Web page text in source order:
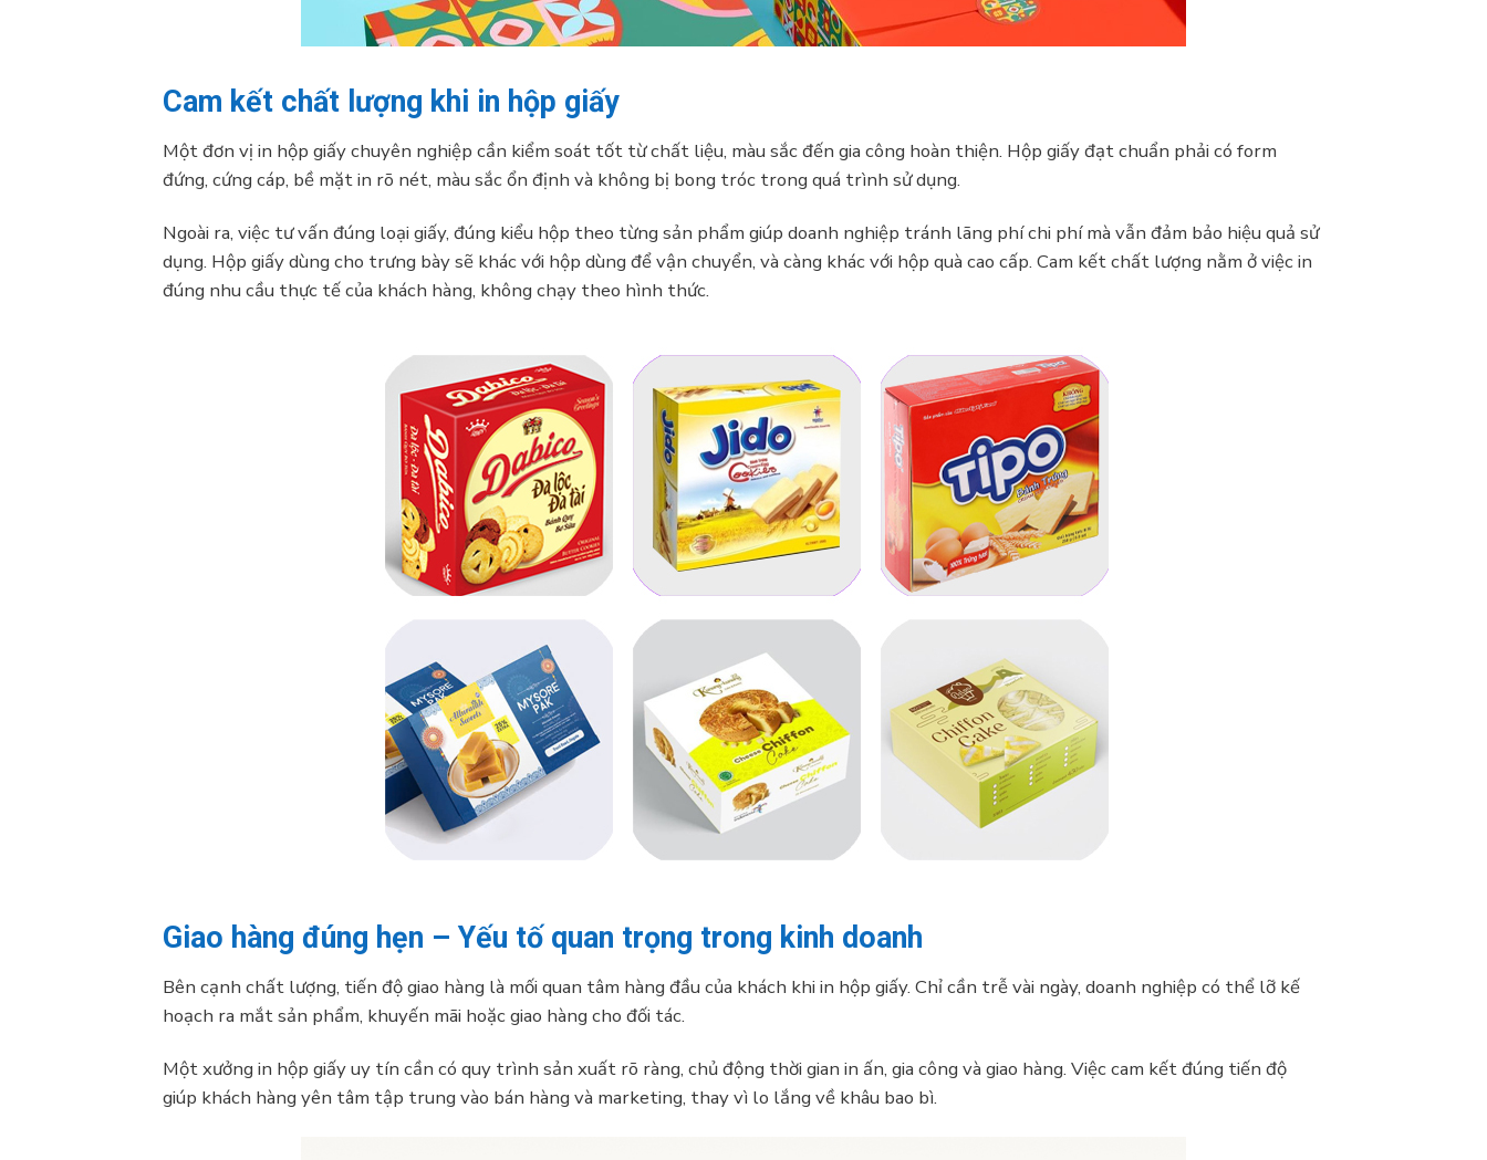
Cam kết chất lượng khi in hộp giấy
Một đơn vị in hộp giấy chuyên nghiệp cần kiểm soát tốt từ chất liệu, màu sắc đến gia công hoàn thiện. Hộp giấy đạt chuẩn phải có form
đứng, cứng cáp, bề mặt in rõ nét, màu sắc ổn định và không bị bong tróc trong quá trình sử dụng.
Ngoài ra, việc tư vấn đúng loại giấy, đúng kiểu hộp theo từng sản phẩm giúp doanh nghiệp tránh lãng phí chi phí mà vẫn đảm bảo hiệu quả sử
dụng. Hộp giấy dùng cho trưng bày sẽ khác với hộp dùng để vận chuyển, và càng khác với hộp quà cao cấp. Cam kết chất lượng nằm ở việc in
đúng nhu cầu thực tế của khách hàng, không chạy theo hình thức.
Giao hàng đúng hẹn – Yếu tố quan trọng trong kinh doanh
Bên cạnh chất lượng, tiến độ giao hàng là mối quan tâm hàng đầu của khách khi in hộp giấy. Chỉ cần trễ vài ngày, doanh nghiệp có thể lỡ kế
hoạch ra mắt sản phẩm, khuyến mãi hoặc giao hàng cho đối tác.
Một xưởng in hộp giấy uy tín cần có quy trình sản xuất rõ ràng, chủ động thời gian in ấn, gia công và giao hàng. Việc cam kết đúng tiến độ
giúp khách hàng yên tâm tập trung vào bán hàng và marketing, thay vì lo lắng về khâu bao bì.